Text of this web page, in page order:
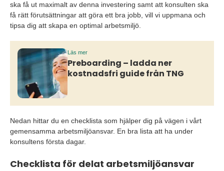
ska få ut maximalt av denna investering samt att konsulten ska
få rätt förutsättningar att göra ett bra jobb, vill vi uppmana och
tipsa dig att skapa en optimal arbetsmiljö.
Läs mer
Preboarding – ladda ner
kostnadsfri guide från TNG
Nedan hittar du en checklista som hjälper dig på vägen i vårt
gemensamma arbetsmiljöansvar. En bra lista att ha under
konsultens första dagar.
Checklista för delat arbetsmiljöansvar